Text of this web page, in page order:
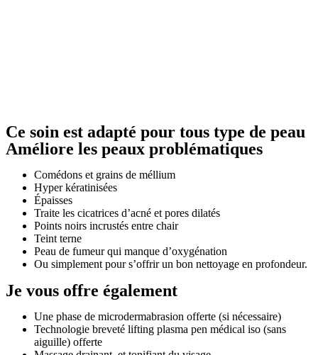
Ce soin est adapté pour tous type de peau
Améliore les peaux problématiques
Comédons et grains de méllium
Hyper kératinisées
Épaisses
Traite les cicatrices d’acné et pores dilatés
Points noirs incrustés entre chair
Teint terne
Peau de fumeur qui manque d’oxygénation
Ou simplement pour s’offrir un bon nettoyage en profondeur.
Je vous offre également
Une phase de microdermabrasion offerte (si nécessaire)
Technologie breveté lifting plasma pen médical iso (sans
aiguille) offerte